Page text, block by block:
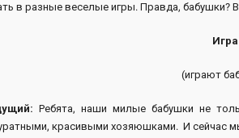
в разные веселые игры. Правда, бабушки?
(играют
Ребята, наши милые бабушки не
красивыми хозяюшками. И сейчас